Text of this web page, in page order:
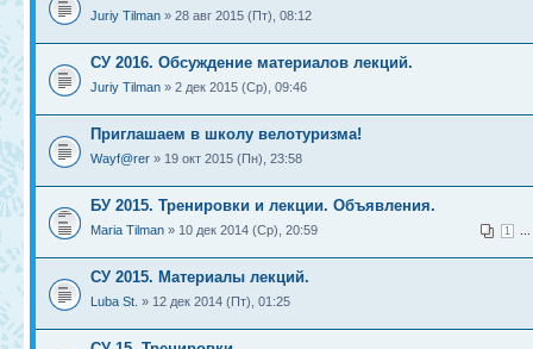
Juriy Tilman » 28 авг 2015 (Пт), 08:12
СУ 2016. Обсуждение материалов лекций.
Juriy Tilman » 2 дек 2015 (Ср), 09:46
Приглашаем в школу велотуризма!
Wayf@rer » 19 окт 2015 (Пн), 23:58
БУ 2015. Тренировки и лекции. Объявления.
1
Maria Tilman » 10 дек 2014 (Ср), 20:59
СУ 2015. Материалы лекций.
Luba St. » 12 дек 2014 (Пт), 01:25